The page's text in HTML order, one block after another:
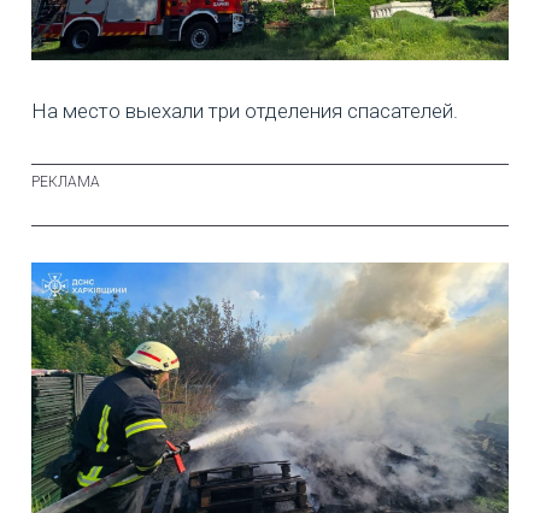
На место выехали три отделения спасателей.